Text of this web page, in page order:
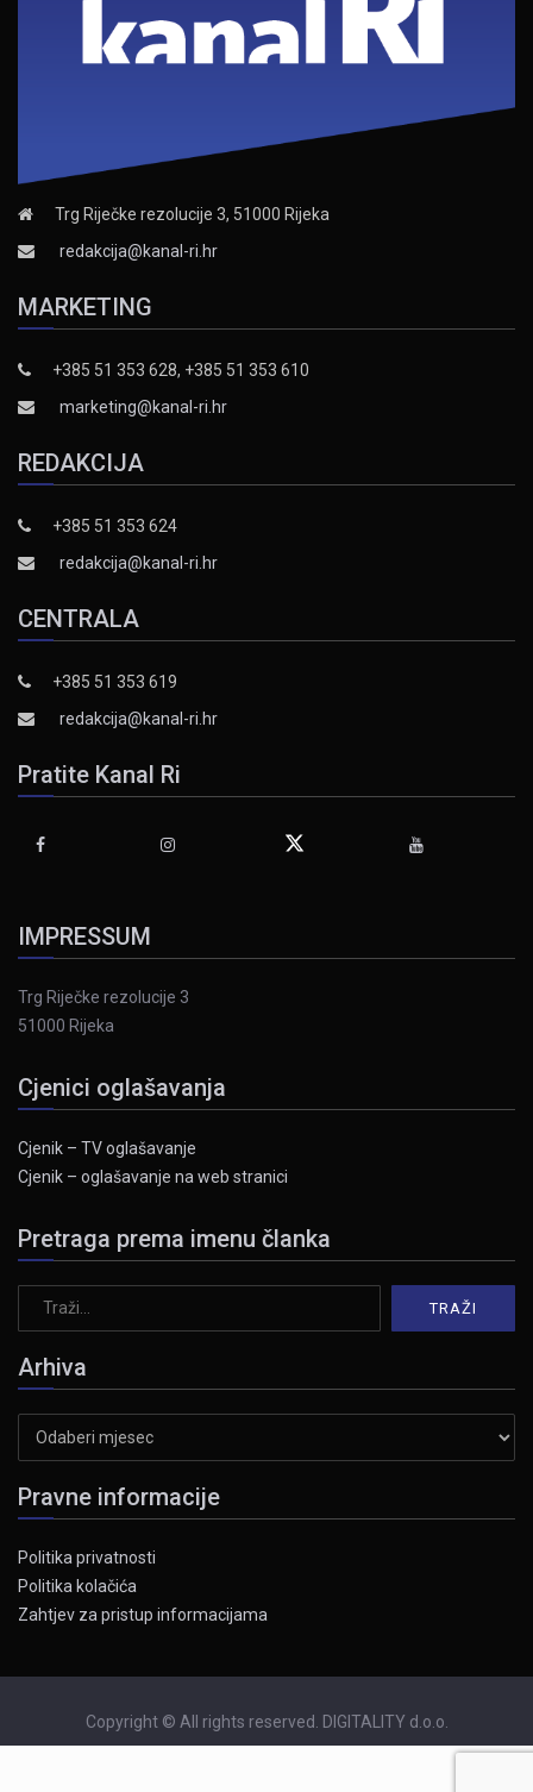
Trg Riječke rezolucije 3, 51000 Rijeka
redakcija@kanal-ri.hr
MARKETING
+385 51 353 628, +385 51 353 610
marketing@kanal-ri.hr
REDAKCIJA
+385 51 353 624
redakcija@kanal-ri.hr
CENTRALA
+385 51 353 619
redakcija@kanal-ri.hr
Pratite Kanal Ri
IMPRESSUM
Trg Riječke rezolucije 3
51000 Rijeka
Cjenici oglašavanja
Cjenik – TV oglašavanje
Cjenik – oglašavanje na web stranici
Pretraga prema imenu članka
Arhiva
Pravne informacije
Politika privatnosti
Politika kolačića
Zahtjev za pristup informacijama
Copyright © All rights reserved. DIGITALITY d.o.o.